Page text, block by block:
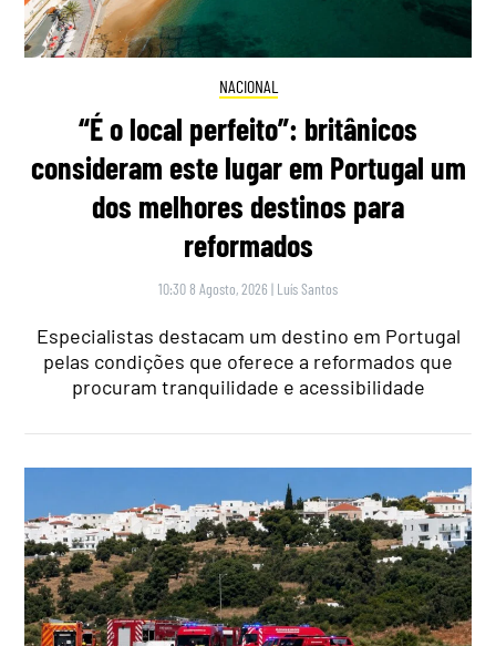
NACIONAL
“É o local perfeito”: britânicos
consideram este lugar em Portugal um
dos melhores destinos para
reformados
10:30 8 Agosto, 2026 | Luís Santos
Especialistas destacam um destino em Portugal
pelas condições que oferece a reformados que
procuram tranquilidade e acessibilidade